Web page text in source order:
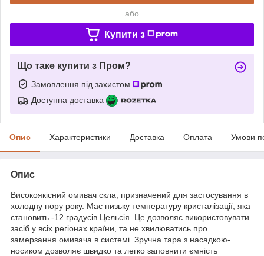
або
Купити з
Що таке купити з Пром?
Замовлення під захистом
Доступна доставка
Опис Характеристики Доставка Оплата Умови
Опис
Високоякісний омивач скла, призначений для застосування в
холодну пору року. Має низьку температуру кристалізації, яка
становить -12 градусів Цельсія. Це дозволяє використовувати
засіб у всіх регіонах країни, та не хвилюватись про
замерзання омивача в системі. Зручна тара з насадкою-
носиком дозволяє швидко та легко заповнити ємність